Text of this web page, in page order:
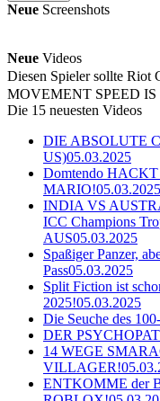
Neue Screenshots
Neue Videos
Diesen Spieler sollte Riot
MOVEMENT SPEED
Die 15 neuesten Videos
DIE ABSOLUTE
US)05.03.2025
Domtendo
MARIO!05.03.2025
INDIA VS
ICC Champions
AUS05.03.2025
Spaßiger Panzer,
Pass05.03.2025
Split Fiction ist
2025!05.03.2025
Die Seuche des
DER
14 WEGE
VILLAGER!
ENTKOMME der